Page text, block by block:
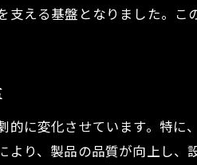
新素材対応のた
ロボティクス
AIとロボティ
支える基盤となりました。
的に変化させています。特
より、製品の品質が向上し